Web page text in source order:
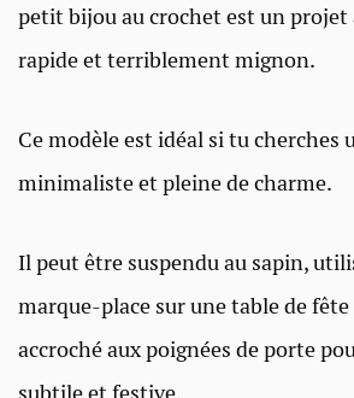
petit bijou au crochet est un projet
rapide et terriblement mignon.
Ce modèle est idéal si tu cherches
minimaliste et pleine de charme.
Il peut être suspendu au sapin,
marque-place sur une table de
accroché aux poignées de porte
subtile et festive.